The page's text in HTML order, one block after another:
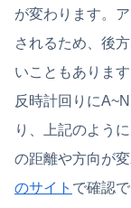
が変わります。
されるため、後
いこともありま
反時計回りに
り、上記のよう
の距離や方向が
のサイト で確認